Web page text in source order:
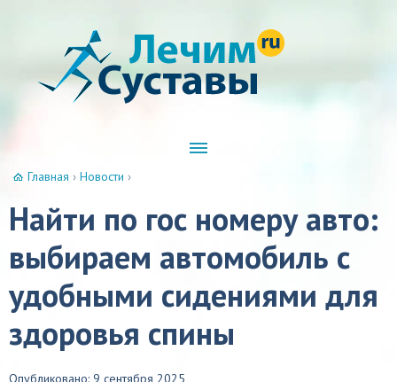
Главная › Новости ›
Найти по гос номеру авто:
выбираем автомобиль с
удобными сидениями для
здоровья спины
Опубликовано: 9 сентября 2025